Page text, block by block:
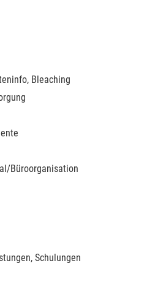
Bleaching
Büroorganisation
Schulungen